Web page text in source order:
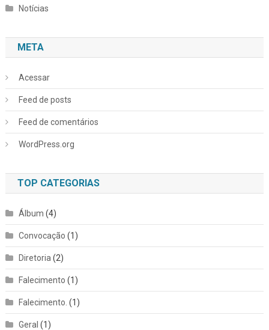
Notícias
META
Acessar
Feed de posts
Feed de comentários
WordPress.org
TOP CATEGORIAS
Álbum (4)
Convocação (1)
Diretoria (2)
Falecimento (1)
Falecimento. (1)
Geral (1)